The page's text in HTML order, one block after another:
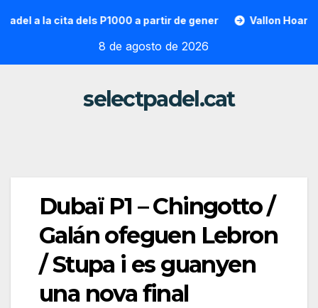
cita dels P1000 a partir de gener Vallon Hoarau /
8 de agosto de 2026
selectpadel.cat
Dubaï P1 – Chingotto /
Galán ofeguen Lebron
/ Stupa i es guanyen
una nova final